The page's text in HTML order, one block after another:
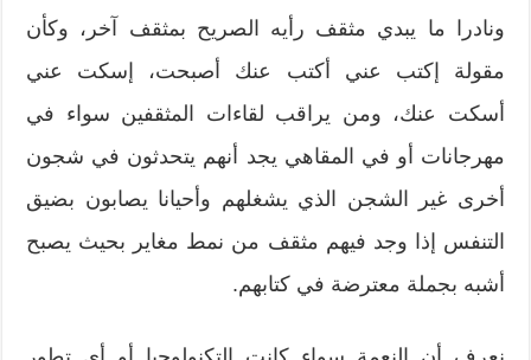
ونادرا ما يبدي مثقف رأيه الصريح بمثقف آخر، وكأن
مقولة إكتب عني أكتب عنك أصبحت، إسكت عني
أسكت عنك، ومن يراقب لقاءات المثقفين سواء في
مهرجانات أو في المقاهي يجد أنهم يتحدثون في شجون
أخرى غير الشجن الذي يشغلهم وأحيانا يصابون بضيق
التنفس إذا وجد فيهم مثقف من نمط مغاير بحيث يصبح
أشبه بجملة معترضة في كتابهم.